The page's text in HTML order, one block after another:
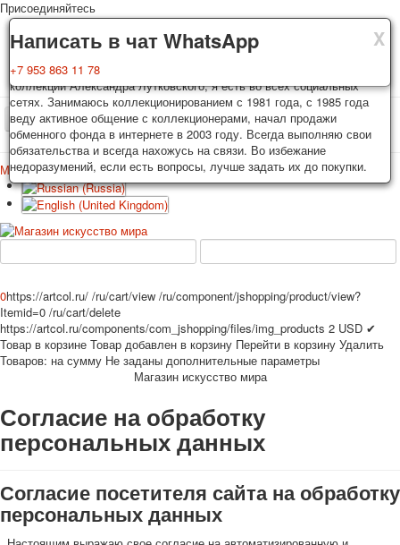
X
Доставка
Колоды, почтовые открытки тщательно упаковываются и
отправляются в течении 3-4 рабочих дней после оплаты.
Исключение: репринт под заказ, такие колоды карт отправляются в
течении 7-8 рабочих дней. Отправка осуществляется почтой России
с треком отслеживания. Цена пересылки зависит от веса и тарифов
почты на момент покупки. По желанию покупателя возможна
отправка СДЕК или другими транспортными компаниями.
X
Гарантия
Вы покупаете колоды игральных карт, почтовые открытки из частной
коллекции Александра Лутковского, я есть во всех социальных
сетях. Занимаюсь коллекционированием с 1981 года, с 1985 года
веду активное общение с коллекционерами, начал продажи
обменного фонда в интернете в 2003 году. Всегда выполняю свои
обязательства и всегда нахожусь на связи. Во избежание
недоразумений, если есть вопросы, лучше задать их до покупки.
X
Написать в чат WhatsApp
+7 953 863 11 78
Присоединяйтесь
TPL_PROTOSTAR_TOGGLE_MENU
Главная Игральные карты Открытки
Меню
Главная
Игральные карты
Классические
Эротические рисунки
Рекламные
Пин-ап
Политические
Нестандартные
Исторические личности
Для детей
Видовые
Звери
Джокеры
Транспорт
Войти
0https://artcol.ru/ /ru/cart/view /ru/component/jshopping/product/view?
Itemid=0 /ru/cart/delete
https://artcol.ru/components/com_jshopping/files/img_products 2 USD ✔
Товар в корзине Товар добавлен в корзину Перейти в корзину Удалить
Товаров: на сумму Не заданы дополнительные параметры
Магазин искусство мира
Согласие на обработку
персональных данных
Согласие посетителя сайта на обработку
персональных данных